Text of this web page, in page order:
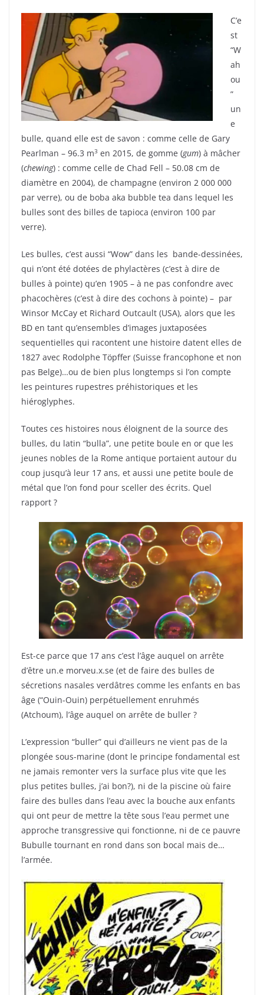
C’e
st
“W
ah
ou
”
un
e
bulle, quand elle est de savon : comme celle de Gary
Pearlman – 96.3 m3 en 2015, de gomme (gum) à mâcher
(chewing) : comme celle de Chad Fell – 50.08 cm de
diamètre en 2004), de champagne (environ 2 000 000
par verre), ou de boba aka bubble tea dans lequel les
bulles sont des billes de tapioca (environ 100 par
verre).
Les bulles, c’est aussi “Wow” dans les bande-dessinées,
qui n’ont été dotées de phylactères (c’est à dire de
bulles à pointe) qu’en 1905 – à ne pas confondre avec
phacochères (c’est à dire des cochons à pointe) – par
Winsor McCay et Richard Outcault (USA), alors que les
BD en tant qu’ensembles d’images juxtaposées
sequentielles qui racontent une histoire datent elles de
1827 avec Rodolphe Töpffer (Suisse francophone et non
pas Belge)…ou de bien plus longtemps si l’on compte
les peintures rupestres préhistoriques et les
hiéroglyphes.
Toutes ces histoires nous éloignent de la source des
bulles, du latin “bulla”, une petite boule en or que les
jeunes nobles de la Rome antique portaient autour du
coup jusqu’à leur 17 ans, et aussi une petite boule de
métal que l’on fond pour sceller des écrits. Quel
rapport ?
Est-ce parce que 17 ans c’est l’âge auquel on arrête
d’être un.e morveu.x.se (et de faire des bulles de
sécretions nasales verdâtres comme les enfants en bas
âge (“Ouin-Ouin) perpétuellement enruhmés
(Atchoum), l’âge auquel on arrête de buller ?
L’expression “buller” qui d’ailleurs ne vient pas de la
plongée sous-marine (dont le principe fondamental est
ne jamais remonter vers la surface plus vite que les
plus petites bulles, j’ai bon?), ni de la piscine où faire
faire des bulles dans l’eau avec la bouche aux enfants
qui ont peur de mettre la tête sous l’eau permet une
approche transgressive qui fonctionne, ni de ce pauvre
Bubulle tournant en rond dans son bocal mais de…
l’armée.